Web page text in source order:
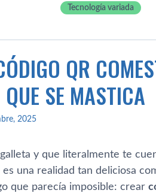
Tecnología variada
QR
SE MASTICA
2025
y que literalmente te
una realidad tan deliciosa
que parecía imposible: crear